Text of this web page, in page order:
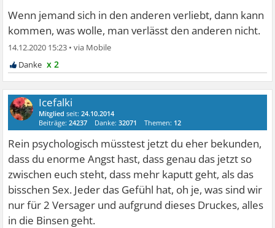
Wenn jemand sich in den anderen verliebt, dann kann
kommen, was wolle, man verlässt den anderen nicht.
14.12.2020 15:23 •
x 2
Icefalki
Mitglied seit:24.10.2014
Beiträge:24237 Danke:32071 Themen: 12
Rein psychologisch müsstest jetzt du eher bekunden,
dass du enorme Angst hast, dass genau das jetzt so
zwischen euch steht, dass mehr kaputt geht, als das
bisschen Sex. Jeder das Gefühl hat, oh je, was sind wir
nur für 2 Versager und aufgrund dieses Druckes, alles
in die Binsen geht.